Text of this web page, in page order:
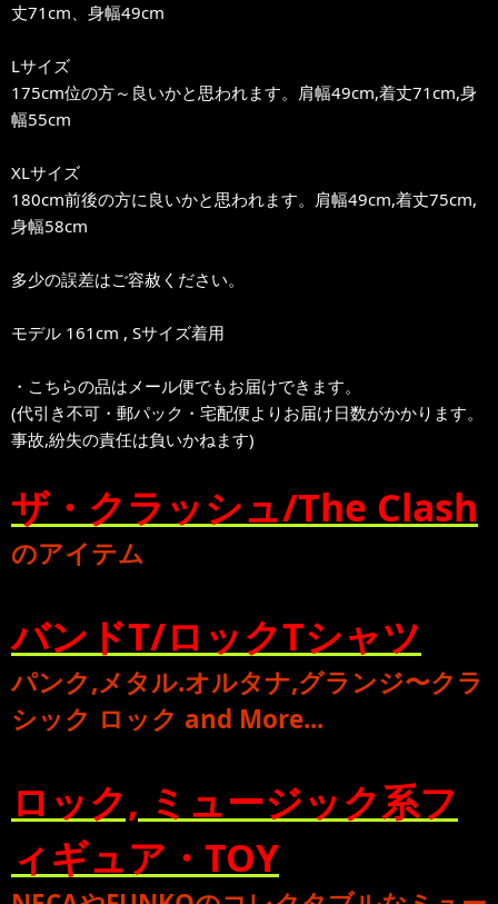
丈71cm、身幅49cm
Lサイズ
175cm位の方～良いかと思われます。肩幅49cm,着丈71cm,身
幅55cm
XLサイズ
180cm前後の方に良いかと思われます。肩幅49cm,着丈75cm,
身幅58cm
多少の誤差はご容赦ください。
モデル 161cm , Sサイズ着用
・こちらの品はメール便でもお届けできます。
(代引き不可・郵パック・宅配便よりお届け日数がかかります。
事故,紛失の責任は負いかねます)
ザ・クラッシュ/The Clash
のアイテム
バンドT/ロックTシャツ
パンク,メタル.オルタナ,グランジ〜クラ
シック ロック and More...
ロック, ミュージック系フ
ィギュア・TOY